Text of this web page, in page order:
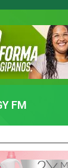
FM